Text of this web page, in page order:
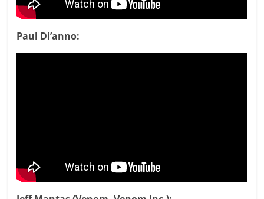
Paul Di’anno: